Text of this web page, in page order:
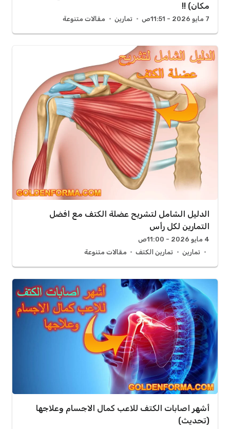
مكان) !!
7 مايو 2026 - 11:51ص تمارين مقالات متنوعة
الدليل الشامل لتشريح عضلة الكتف مع افضل
التمارين لكل رأس
4 مايو 2026 - 11:00ص
تمارين
تمارين الكتف مقالات متنوعة
أشهر اصابات الكتف للاعب كمال الاجسام وعلاجها
(تحديث)